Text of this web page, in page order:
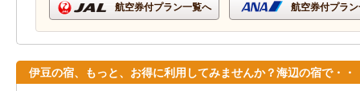
航空券付プラン一覧へ 航空券付プラ
伊豆の宿、もっと、お得に利用してみませんか？海辺の宿で・・